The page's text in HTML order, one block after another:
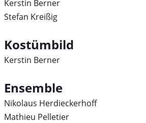
Kerstin Berner
Stefan Kreißig
Kostümbild
Kerstin Berner
Ensemble
Nikolaus Herdieckerhoff
Mathieu Pelletier